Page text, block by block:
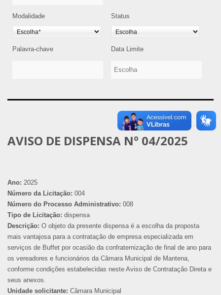
Modalidade Status
Palavra-chave Data Limite
AVISO DE DISPENSA Nº 04/2025
Ano: 2025
Número da Licitação: 004
Número do Processo Administrativo: 008
Tipo de Licitação: dispensa
Descrição: O objeto da presente dispensa é a escolha da proposta
mais vantajosa para a contratação de empresa especializada em
serviços de Buffet por ocasião da confraternização de final de ano para
os vereadores e funcionários da Câmara Municipal de Mantena,
conforme condições estabelecidas neste Aviso de Contratação Direta e
seus anexos.
Unidade solicitante: Câmara Municipal